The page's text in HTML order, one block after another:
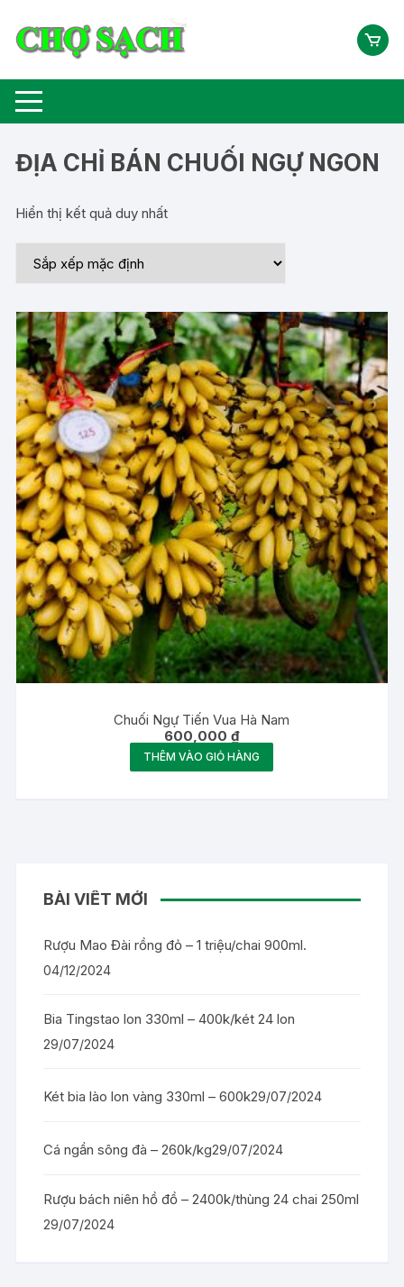
ĐỊA CHỈ BÁN CHUỐI NGỰ NGON
Hiển thị kết quả duy nhất
Chuối Ngự Tiến Vua Hà Nam
600,000₫
THÊM VÀO GIỎ HÀNG
BÀI VIẾT MỚI
Rượu Mao Đài rồng đỏ – 1 triệu/chai 900ml.
04/12/2024
Bia Tingstao lon 330ml – 400k/két 24 lon
29/07/2024
Két bia lào lon vàng 330ml – 600k29/07/2024
Cá ngần sông đà – 260k/kg29/07/2024
Rượu bách niên hồ đồ – 2400k/thùng 24 chai 250ml
29/07/2024